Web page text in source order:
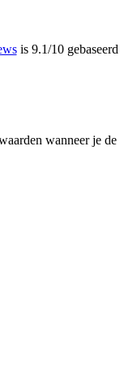
is 9.1/10
wanneer je de